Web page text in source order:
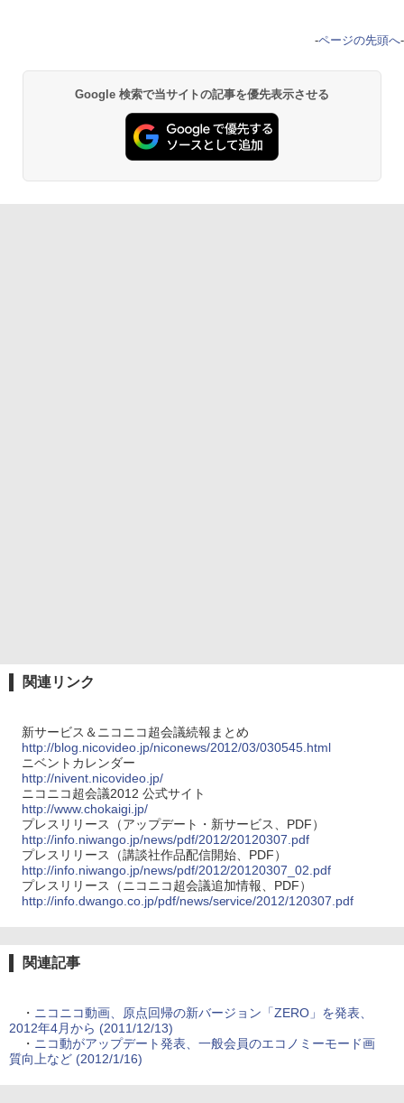
-ページの先頭へ-
Google 検索で当サイトの記事を優先表示させる
関連リンク
新サービス＆ニコニコ超会議続報まとめ
http://blog.nicovideo.jp/niconews/2012/03/030545.html
ニベントカレンダー
http://nivent.nicovideo.jp/
ニコニコ超会議2012 公式サイト
http://www.chokaigi.jp/
プレスリリース（アップデート・新サービス、PDF）
http://info.niwango.jp/news/pdf/2012/20120307.pdf
プレスリリース（講談社作品配信開始、PDF）
http://info.niwango.jp/news/pdf/2012/20120307_02.pdf
プレスリリース（ニコニコ超会議追加情報、PDF）
http://info.dwango.co.jp/pdf/news/service/2012/120307.pdf
関連記事
・ ニコニコ動画、原点回帰の新バージョン「ZERO」を発表、
2012年4月から (2011/12/13)
・ ニコ動がアップデート発表、一般会員のエコノミーモード画
質向上など (2012/1/16)